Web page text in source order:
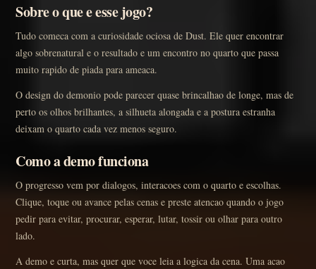
Sobre o que e esse jogo?
Tudo comeca com a curiosidade ociosa de Dust. Ele quer encontrar
algo sobrenatural e o resultado e um encontro no quarto que passa
muito rapido de piada para ameaca.
O design do demonio pode parecer quase brincalhao de longe, mas de
perto os olhos brilhantes, a silhueta alongada e a postura estranha
deixam o quarto cada vez menos seguro.
Como a demo funciona
O progresso vem por dialogos, interacoes com o quarto e escolhas.
Clique, toque ou avance pelas cenas e preste atencao quando o jogo
pedir para evitar, procurar, esperar, lutar, tossir ou olhar para outro
lado.
A demo e curta, mas quer que voce leia a logica da cena. Uma acao